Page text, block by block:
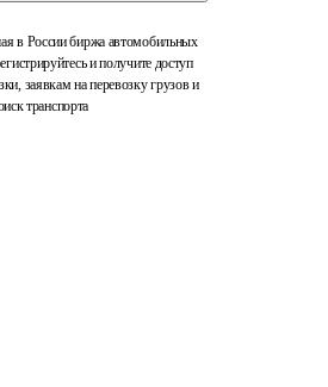
в России биржа автомобильных
и получите доступ
заявкам на перевозку грузов и
транспорта